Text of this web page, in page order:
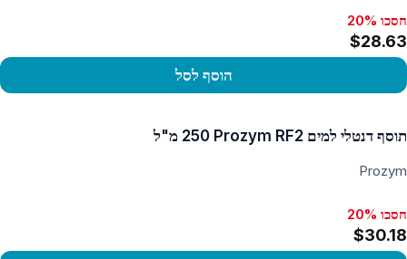
חסכו 20%
$28.63
הוסף לסל
תוסף דנטלי למים Prozym RF2 ‏250 מ"ל
Prozym
חסכו 20%
$30.18